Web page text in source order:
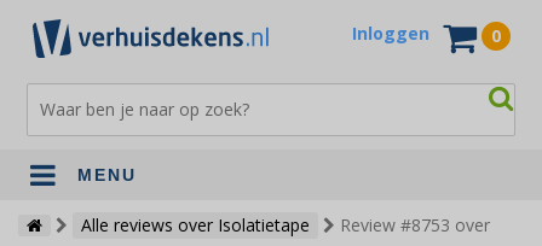
Inloggen 0
MENU
VerhuisdekensAlle reviews over Isolatietape
Review #8753 over